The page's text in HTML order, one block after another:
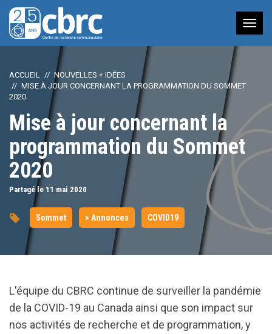
à
ACCUEIL
NOUVELLES + IDÉES
MISE À JOUR CONCERNANT LA PROGRAMMATION DU SOMMET
2020
Mise à jour concernant la
programmation du Sommet
2020
Partagé le 11 mai 2020
Sommet > Annonces COVID19
L'équipe du CBRC continue de surveiller la pandémie
de la COVID-19 au Canada ainsi que son impact sur
nos activités de recherche et de programmation, y